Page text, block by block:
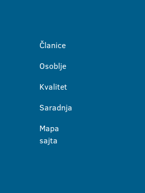
Članice
Osoblje
Kvalitet
Saradnja
Mapa
sajta